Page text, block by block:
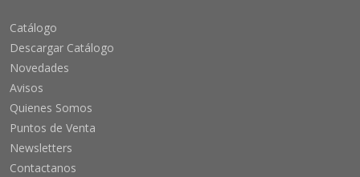
Catálogo
Descargar Catálogo
Novedades
Avisos
Quienes Somos
Puntos de Venta
Newsletters
Contactanos